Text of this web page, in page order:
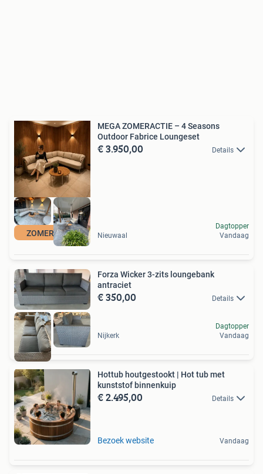
ZOMER ACTIE
MEGA ZOMERACTIE – 4 Seasons
Outdoor Fabrice Loungeset
€ 3.950,00 Details
Nieuwaal
Dagtopper
Vandaag
Forza Wicker 3-zits loungebank
antraciet
€ 350,00 Details
Nijkerk
Dagtopper
Vandaag
Hottub houtgestookt | Hot tub met
kunststof binnenkuip
€ 2.495,00 Details
Bezoek website Vandaag